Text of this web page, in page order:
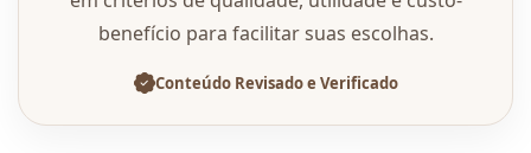
benefício para facilitar suas escolhas.
Conteúdo Revisado e Verificado